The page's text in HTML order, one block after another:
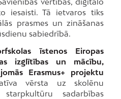
iesaisti. Tā ietvaros tiks
prasmes un zināšanas
sabiedrībā.
īstenos Eiropas
izglītības un mācību,
Erasmus+ projektu
vērsta uz skolēnu
starpkultūru sadarbības